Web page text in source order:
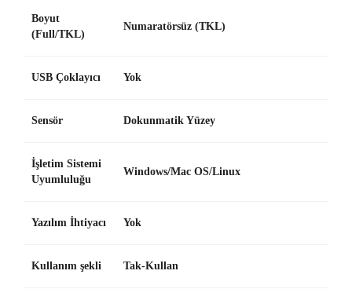
Boyut
(Full/TKL)
Numaratörsüz (TKL)
USB Çoklayıcı Yok
Sensör Dokunmatik Yüzey
İşletim Sistemi
Uyumluluğu
Windows/Mac OS/Linux
Yazılım İhtiyacı Yok
Kullanım şekli Tak-Kullan